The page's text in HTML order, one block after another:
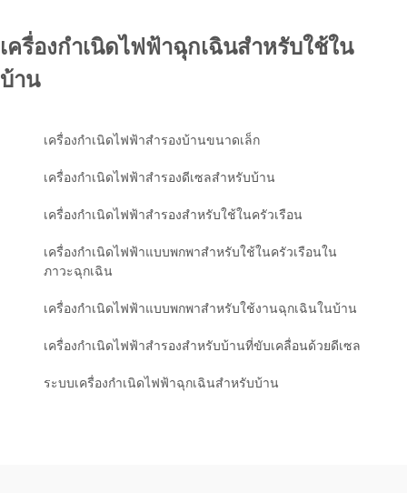
เครื่องกำเนิดไฟฟ้าฉุกเฉินสำหรับใช้ใน
บ้าน
เครื่องกำเนิดไฟฟ้าสำรองบ้านขนาดเล็ก
เครื่องกำเนิดไฟฟ้าสำรองดีเซลสำหรับบ้าน
เครื่องกำเนิดไฟฟ้าสำรองสำหรับใช้ในครัวเรือน
เครื่องกำเนิดไฟฟ้าแบบพกพาสำหรับใช้ในครัวเรือนใน
ภาวะฉุกเฉิน
เครื่องกำเนิดไฟฟ้าแบบพกพาสำหรับใช้งานฉุกเฉินในบ้าน
เครื่องกำเนิดไฟฟ้าสำรองสำหรับบ้านที่ขับเคลื่อนด้วยดีเซล
ระบบเครื่องกำเนิดไฟฟ้าฉุกเฉินสำหรับบ้าน